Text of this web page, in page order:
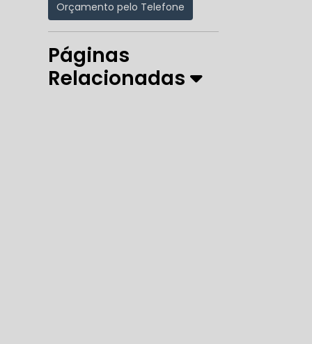
Orçamento pelo Telefone
Páginas
Relacionadas